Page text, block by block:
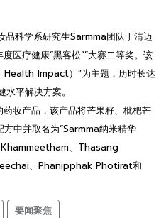
科学系研究生Sarmma团队于清迈
医疗健康“黑客松””大赛二等奖。该
Impact）”为主题，历时长达
平解决方案。
妆产品，该产品将芒果籽、枇杷芒
中并取名为“Sarmma纳米精华
、Thasang
、Phanipphak Photirat和
要闻聚焦